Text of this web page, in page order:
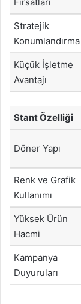
Stratejik
Konumlandırma
Küçük İşletme
Avantajı
Stant Özelliği
Döner Yapı
Renk ve Grafik
Kullanımı
Yüksek Ürün
Hacmi
Kampanya
Duyuruları